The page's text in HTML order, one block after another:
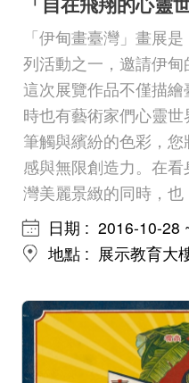
「伊甸畫臺灣」畫展
列活動之一，邀請伊甸
這次展覽作品不僅描
時也有藝術家們心靈
筆觸與繽紛的色彩，
感與無限創造力。在
灣美麗景緻的同時，
日期
2016-10-28
地點
展示教育大